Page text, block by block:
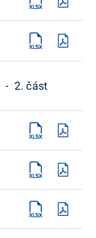
- 2. část